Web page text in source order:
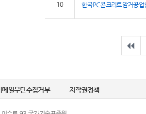
10 한국PC콘크리트암거공업
메일무단수집거부 저작권정책